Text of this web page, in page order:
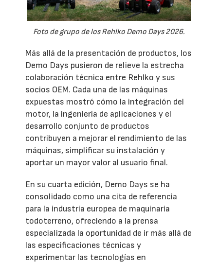
Foto de grupo de los Rehlko Demo Days 2026.
Más allá de la presentación de productos, los
Demo Days pusieron de relieve la estrecha
colaboración técnica entre Rehlko y sus
socios OEM. Cada una de las máquinas
expuestas mostró cómo la integración del
motor, la ingeniería de aplicaciones y el
desarrollo conjunto de productos
contribuyen a mejorar el rendimiento de las
máquinas, simplificar su instalación y
aportar un mayor valor al usuario final.
En su cuarta edición, Demo Days se ha
consolidado como una cita de referencia
para la industria europea de maquinaria
todoterreno, ofreciendo a la prensa
especializada la oportunidad de ir más allá de
las especificaciones técnicas y
experimentar las tecnologías en